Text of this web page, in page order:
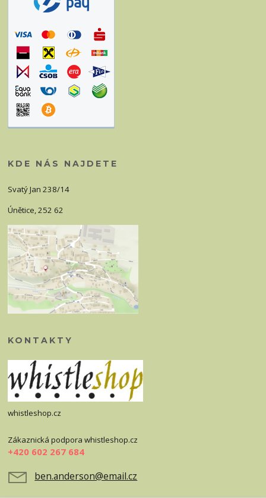
KDE NÁS NAJDETE
Svatý Jan 238/14
Únětice, 252 62
KONTAKTY
whistleshop.cz
Zákaznická podpora whistleshop.cz
+420 602 267 684
ben.anderson@email.cz